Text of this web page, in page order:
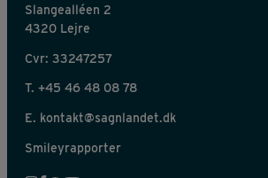
Slangealléen 2
4320 Lejre
Cvr: 33247257
T. +45 46 48 08 78
E. kontakt@sagnlandet.dk
Smileyrapporter